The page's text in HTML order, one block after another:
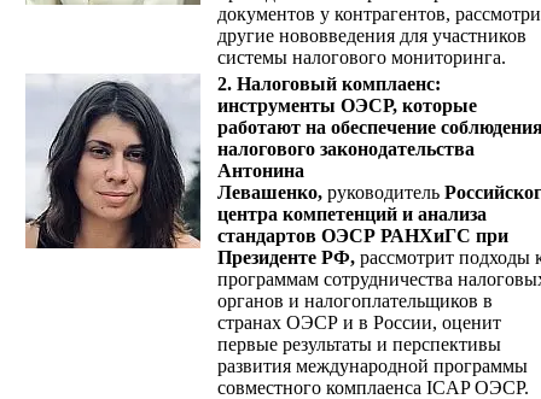
документов у контрагентов,
другие нововведения для участников
системы налогового мониторинга.
2. Налоговый комплаенс:
инструменты ОЭСР, которые
работают на обеспечение
налогового законодательства
Антонина
Левашенко, руководитель
центра компетенций и анализа
стандартов ОЭСР РАНХиГС при
Президенте РФ, рассмотрит подходы
программам сотрудничества
органов и налогоплательщиков в
странах ОЭСР и в России, оценит
первые результаты и перспективы
развития международной программы
совместного комплаенса ICAP ОЭСР.